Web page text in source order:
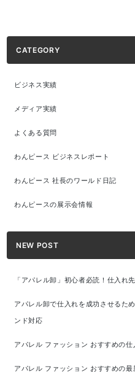
CATEGORY
ビジネス実績
メディア実績
よくある質問
わんピース ビジネスレポート
わんピース 社長のワールド日記
わんピースの展示会情報
NEW POST
「アパレル卸」初心者必読！仕入れ
アパレル卸で仕入れを成功させるた
ンド対応
アパレル ファッション おすすめの仕
アパレル ファッション おすすめの